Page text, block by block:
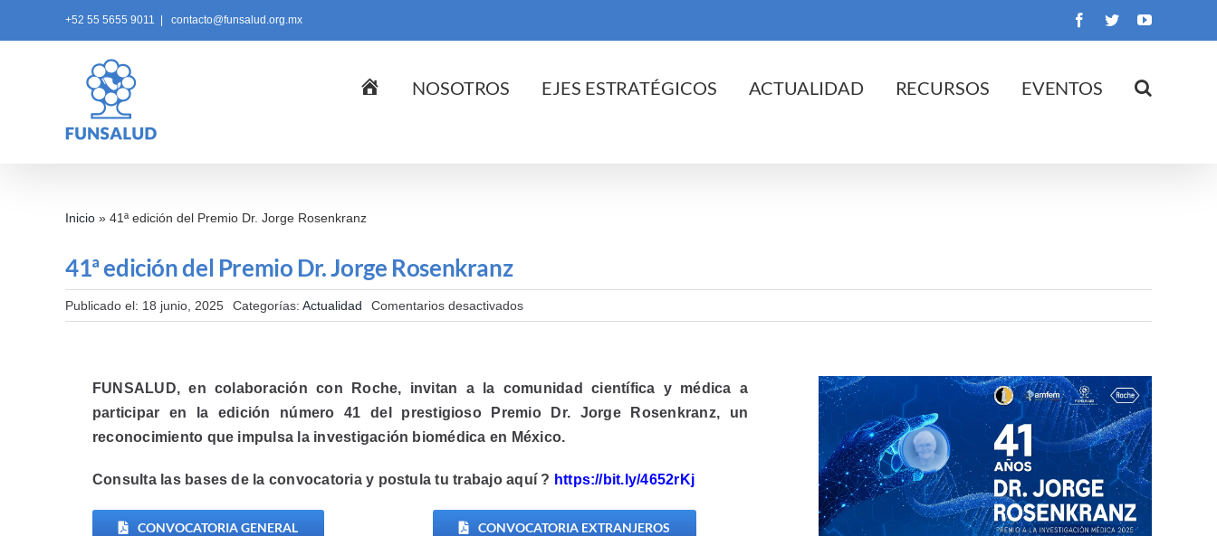
+52 55 5655 9011 contacto@funsalud.org.mx Facebook
TwitterYouTube
InicioNOSOTROS EJES ESTRATÉGICOS ACTUALIDAD RECURSOS EVENTOS
Inicio » 41ª edición del Premio Dr. Jorge Rosenkranz
41ª edición del Premio Dr. Jorge Rosenkranz
Publicado el: 18 junio, 2025 Categorías: Actualidad Comentarios desactivadosen
41ª
Jorge
Rosenkranz
FUNSALUD, en colaboración con Roche, invitan a la comunidad científica y médica a
participar en la edición número 41 del prestigioso Premio Dr. Jorge Rosenkranz, un
reconocimiento que impulsa la investigación biomédica en México.
Consulta las bases de la convocatoria y postula tu trabajo aquí ? https://bit.ly/4652rKj
CONVOCATORIA GENERAL CONVOCATORIA EXTRANJEROS